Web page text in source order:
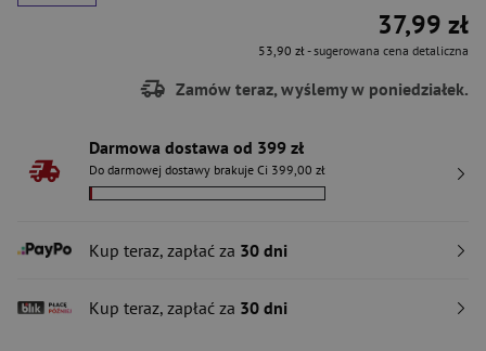
37,99 zł
53,90 zł- sugerowana cena detaliczna
Zamów teraz, wyślemy w poniedziałek.
Darmowa dostawa od 399 zł
Do darmowej dostawy brakuje Ci 399,00 zł
Kup teraz, zapłać za 30 dni
Kup teraz, zapłać za 30 dni